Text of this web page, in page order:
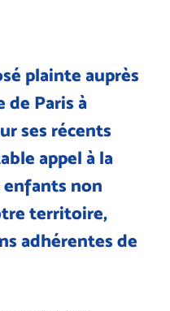
plainte auprès
de Paris à
ses récents
appel à la
non
territoire,
adhérentes de